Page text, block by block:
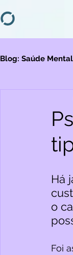
Blog: Saúde
Há
o
Foi